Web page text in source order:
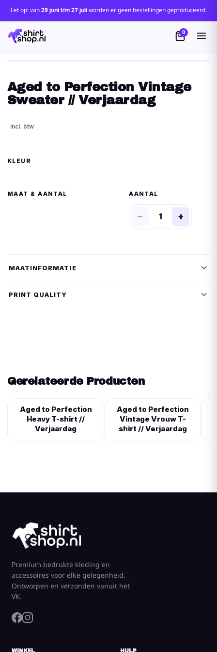
Let op: van29 juni t/m 27 juliworden er geen bestellingen geproduceerd.
0
Aged to Perfection Vintage
Sweater // Verjaardag
MAAT
− +
MAATINFORMATIE
PRINT QUALITY
Gerelateerde Producten
Aged to Perfection
Heavy T-shirt //
Verjaardag
Aged to Perfection
Vintage Vrouw T-
shirt // Verjaardag
Premium bedrukte kleding en
accessoires voor elke gelegenheid.
Ontworpen en verzonden vanuit het
VK.
WINKEL HULP